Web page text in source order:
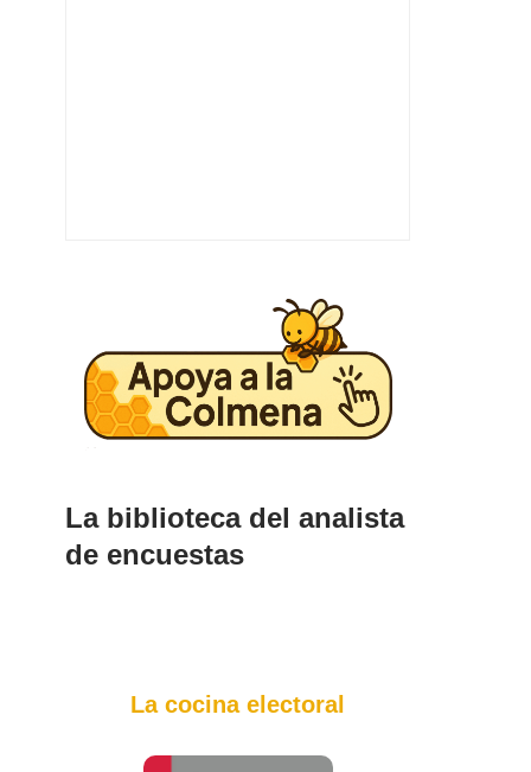
La biblioteca del analista
de encuestas
La cocina electoral